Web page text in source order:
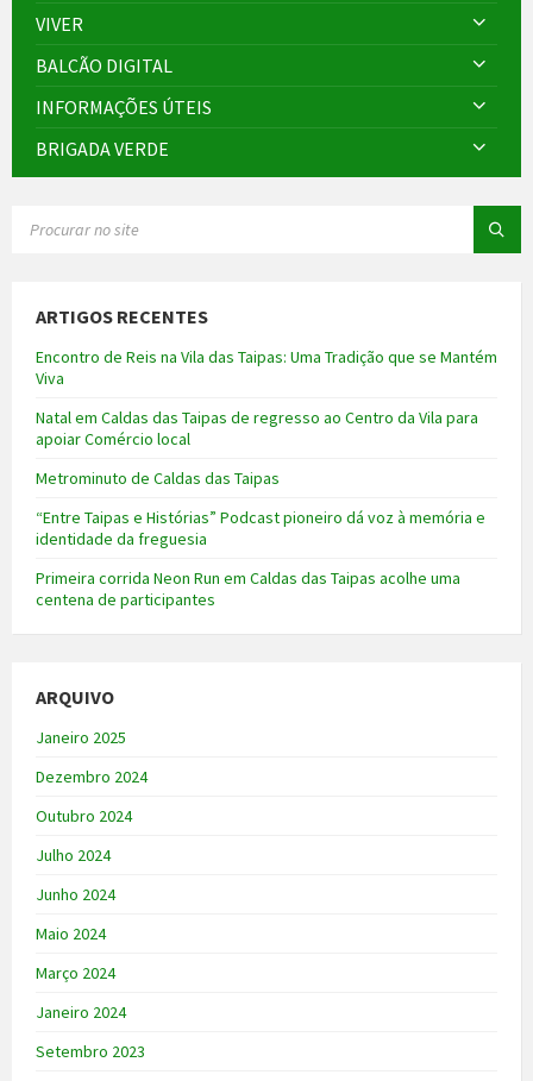
VIVER
BALCÃO DIGITAL
INFORMAÇÕES ÚTEIS
BRIGADA VERDE
ARTIGOS RECENTES
Encontro de Reis na Vila das Taipas: Uma Tradição que se Mantém
Viva
Natal em Caldas das Taipas de regresso ao Centro da Vila para
apoiar Comércio local
Metrominuto de Caldas das Taipas
“Entre Taipas e Histórias” Podcast pioneiro dá voz à memória e
identidade da freguesia
Primeira corrida Neon Run em Caldas das Taipas acolhe uma
centena de participantes
ARQUIVO
Janeiro 2025
Dezembro 2024
Outubro 2024
Julho 2024
Junho 2024
Maio 2024
Março 2024
Janeiro 2024
Setembro 2023